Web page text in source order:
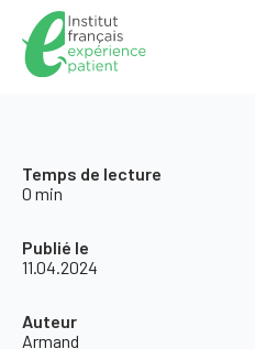
Temps de lecture
0 min
Publié le
11.04.2024
Auteur
Armand